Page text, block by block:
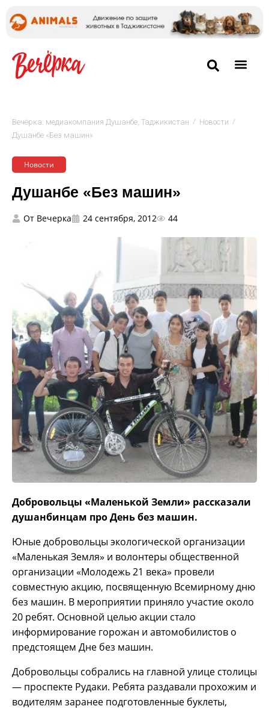
Вечёрка: медиакомпания Душанбе, Таджикистан / Новости /
Душанбе «Без машин»
Новости
Душанбе «Без машин»
От Вечерка 24 сентября, 2012 44
Добровольцы «Маленькой Земли» рассказали
душанбинцам про День без машин.
Юные добровольцы экологической организации
«Маленькая Земля» и волонтеры общественной
организации «Молодежь 21 века» провели
совместную акцию, посвященную Всемирному дню
без машин. В мероприятии приняло участие около
20 ребят. Основной целью акции стало
информирование горожан и автомобилистов о
предстоящем Дне без машин.
Добровольцы собрались на главной улице столицы
— проспекте Рудаки. Ребята раздавали прохожим и
водителям заранее подготовленные буклеты,